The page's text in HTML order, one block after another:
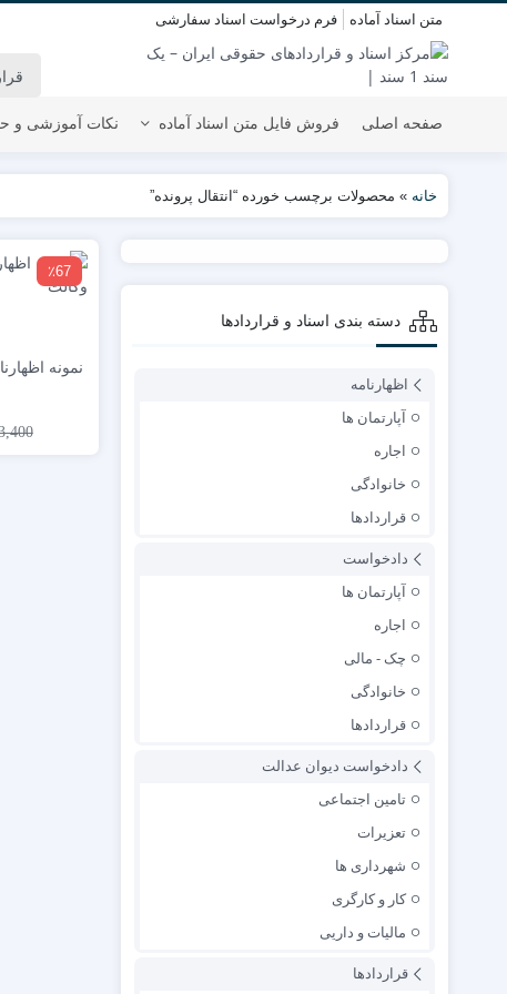
متن اسناد آماده فرم درخواست اسناد سفارشی
صفحه اصلی فروش فایل متن اسناد آماده نکات آموزشی و
خانه » محصولات برچسب خورده “انتقال پرونده”
٪67
نمونه
دسته بندی اسناد و قراردادها
اظهارنامه
آپارتمان ها
اجاره
خانوادگی
قراردادها
دادخواست
آپارتمان ها
اجاره
چک - مالی
خانوادگی
قراردادها
دادخواست دیوان عدالت
تامین اجتماعی
تعزیرات
شهرداری ها
کار و کارگری
مالیات و داریی
قراردادها